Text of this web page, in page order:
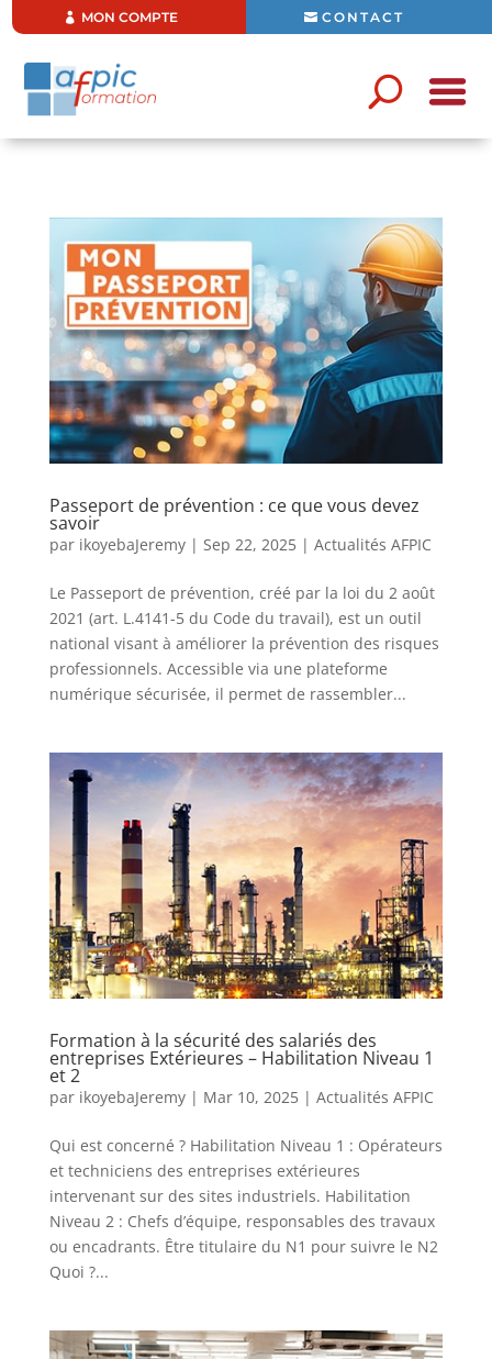
CONTACT
MON COMPTE
Passeport de prévention : ce que vous devez
savoir
par ikoyebaJeremy| Sep 22, 2025| Actualités AFPIC
Le Passeport de prévention, créé par la loi du 2 août
2021 (art. L.4141-5 du Code du travail), est un outil
national visant à améliorer la prévention des risques
professionnels. Accessible via une plateforme
numérique sécurisée, il permet de rassembler...
Formation à la sécurité des salariés des
entreprises Extérieures – Habilitation Niveau 1
et 2
par ikoyebaJeremy| Mar 10, 2025| Actualités AFPIC
Qui est concerné ? Habilitation Niveau 1 : Opérateurs
et techniciens des entreprises extérieures
intervenant sur des sites industriels. Habilitation
Niveau 2 : Chefs d’équipe, responsables des travaux
ou encadrants. Être titulaire du N1 pour suivre le N2
Quoi ?...